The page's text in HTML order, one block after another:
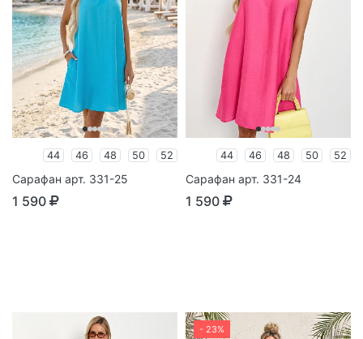
44 46 48 50 52
Сарафан арт. 331-25
1 590
44 46 48 50 52
Сарафан арт. 331-24
1 590
- 23%